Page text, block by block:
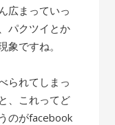
広まっていっ
パクツイとか
ですね。
られてしまっ
、これってど
のがfacebook